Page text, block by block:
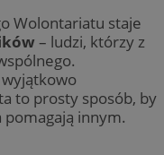
Wolontariatu staje
– ludzi, którzy z
wyjątkowo
to prosty sposób, by
innym.